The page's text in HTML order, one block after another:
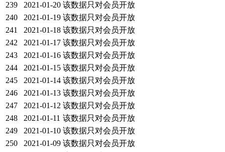
239
2021-01-20 该数据只对会员开放
240
2021-01-19 该数据只对会员开放
241
2021-01-18 该数据只对会员开放
242
2021-01-17 该数据只对会员开放
243
2021-01-16 该数据只对会员开放
244
2021-01-15 该数据只对会员开放
245
2021-01-14 该数据只对会员开放
246
2021-01-13 该数据只对会员开放
247
2021-01-12 该数据只对会员开放
248
2021-01-11 该数据只对会员开放
249
2021-01-10 该数据只对会员开放
250
2021-01-09 该数据只对会员开放